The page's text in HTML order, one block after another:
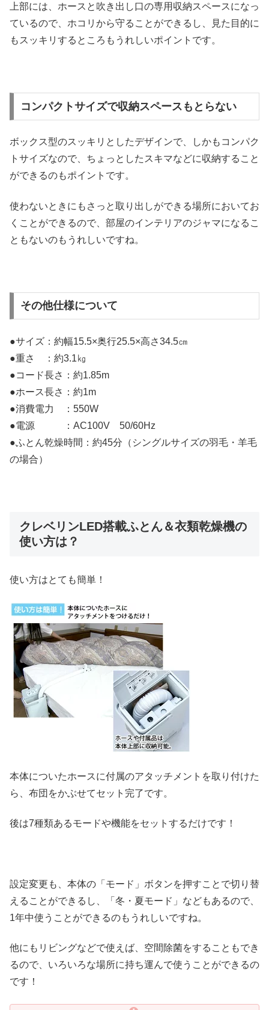
上部には、ホースと吹き出し口の専用収納スペースになっ
ているので、ホコリから守ることができるし、見た目的に
もスッキリするところもうれしいポイントです。
コンパクトサイズで収納スペースもとらない
ボックス型のスッキリとしたデザインで、しかもコンパク
トサイズなので、ちょっとしたスキマなどに収納すること
ができるのもポイントです。
使わないときにもさっと取り出しができる場所においてお
くことができるので、部屋のインテリアのジャマになるこ
ともないのもうれしいですね。
その他仕様について
●サイズ：約幅15.5×奥行25.5×高さ34.5㎝
●重さ ：約3.1㎏
●コード長さ：約1.85m
●ホース長さ：約1m
●消費電力 ：550W
●電源 ：AC100V 50/60Hz
●ふとん乾燥時間：約45分（シングルサイズの羽毛・羊毛
の場合）
クレベリンLED搭載ふとん＆衣類乾燥機の
使い方は？
使い方はとても簡単！
本体についたホースに付属のアタッチメントを取り付けた
ら、布団をかぶせてセット完了です。
後は7種類あるモードや機能をセットするだけです！
設定変更も、本体の「モード」ボタンを押すことで切り替
えることができるし、「冬・夏モード」などもあるので、
1年中使うことができるのもうれしいですね。
他にもリビングなどで使えば、空間除菌をすることもでき
るので、いろいろな場所に持ち運んで使うことができるの
です！